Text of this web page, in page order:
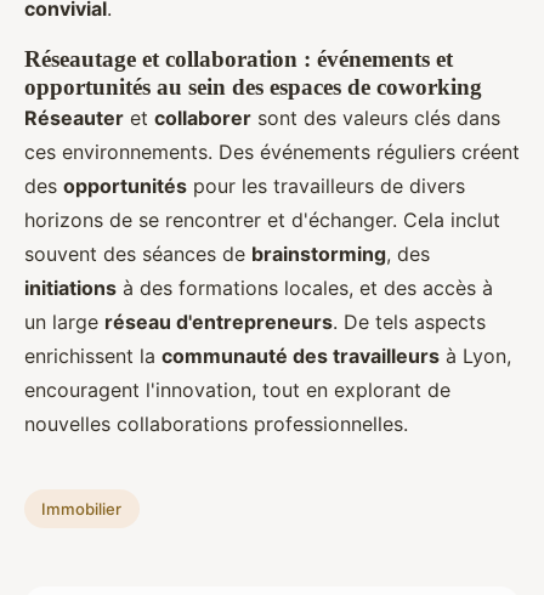
convivial.
Réseautage et collaboration : événements et
opportunités au sein des espaces de coworking
Réseauter et collaborer sont des valeurs clés dans
ces environnements. Des événements réguliers créent
des opportunités pour les travailleurs de divers
horizons de se rencontrer et d'échanger. Cela inclut
souvent des séances de brainstorming, des
initiations à des formations locales, et des accès à
un large réseau d'entrepreneurs. De tels aspects
enrichissent la communauté des travailleurs à Lyon,
encouragent l'innovation, tout en explorant de
nouvelles collaborations professionnelles.
Immobilier